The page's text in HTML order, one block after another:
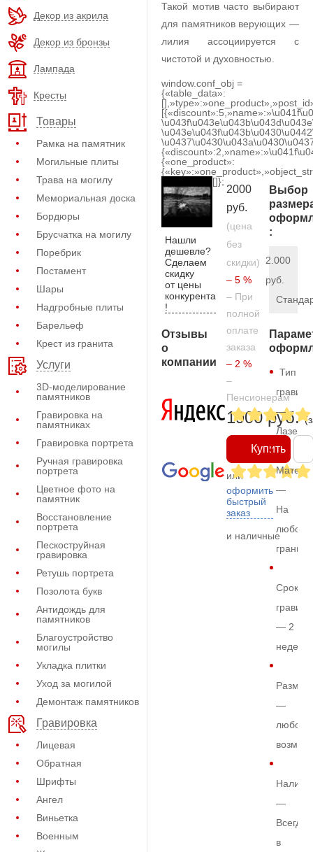
Декор из акрила
Декор из бронзы
Лампада
Кресты
Товары
Рамка на памятник
Могильные плиты
Трава на могилу
Мемориальная доска
Бордюры
Брусчатка на могилу
Поребрик
Постамент
Шары
Надгробные плиты
Барельеф
Крест из гранита
Услуги
3D-моделирование
памятников
Гравировка на
памятниках
Гравировка портрета
Ручная гравировка
портрета
Цветное фото на
памятник
Восстановление
портрета
Пескоструйная
гравировка
Ретушь портрета
Позолота букв
Антидождь для
памятников
Благоустройство
могилы
Укладка плитки
Уход за могилой
Демонтаж памятников
Гравировка
Лицевая
Обратная
Шрифты
Ангел
Виньетка
Военным
Такой мотив часто выбирают
для памятников верующих —
лилия ассоциируется с
чистотой и духовностью.
window.conf_obj =
{«table_data»:
{«one_product»:
[]};
Нашли
дешевле?
Сделаем
скидку
от цены
конкурента
!
Отзывы
о
компании
2000
руб.
(цена
без
скидки)
– 5 %
– При
полной
оплате
заказа
– 2 %
–
Пенсионерам
1900 руб.
Купить
или
оформить
быстрый
заказ
и наличные
Выбор
:
2.000
руб.
Тип
—
—
На
любом
граните
Срок
— 2
недели
Размер
—
любой
—
Всегда
в